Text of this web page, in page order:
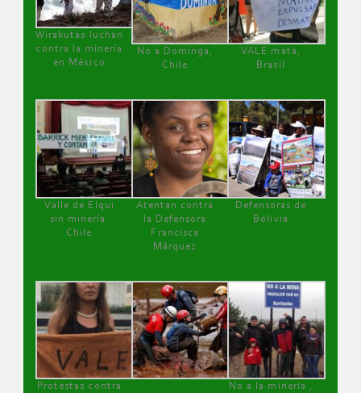
Wirakutas luchan
contra la minería
en México
No a Dominga,
Chile
VALE mata,
Brasil
Valle de Elqui
sin minería.
Chile
Atentan contra
la Defensora
Francisca
Márquez
Defensoras de
Bolivia
Protestas contra
No a la minería ,